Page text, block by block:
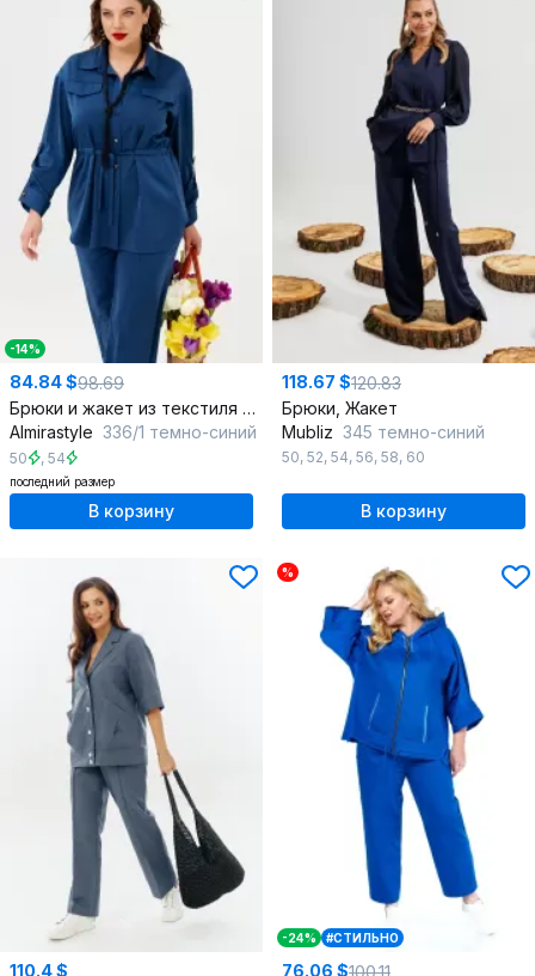
-14%
84.84 $98.69
Брюки и жакет из текстиля с полосатым стилем повседневный
Almirastyle 336/1 темно-синий
50 , 54
последний размер
В корзину
118.67 $120.83
Брюки, Жакет
Mubliz 345 темно-синий
50, 52, 54, 56, 58, 60
В корзину
110.4 $
%
-24% #СТИЛЬНО
76.06 $